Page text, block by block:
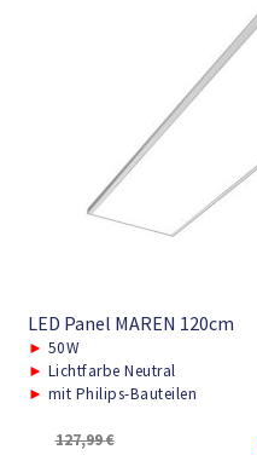
LED Panel MAREN 120cm
► 50W
► Lichtfarbe Neutral
► mit Philips-Bauteilen
127,99€